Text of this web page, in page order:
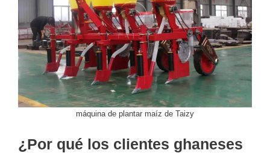
máquina de plantar maíz de Taizy
¿Por qué los clientes ghaneses